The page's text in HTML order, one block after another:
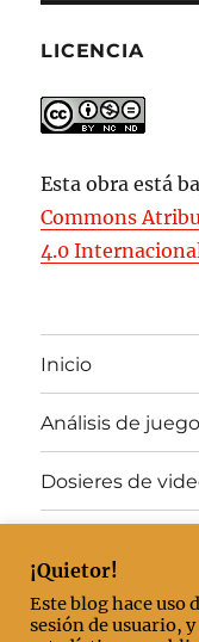
LICENCIA
Esta obra está
Commons
4.0
Inicio
Análisis de
Dosieres de
Artículos
¡Quietor!
Este blog hace uso
sesión de usuario,